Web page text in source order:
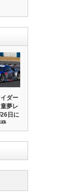
イダー
夢レ
日に
…